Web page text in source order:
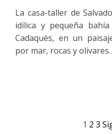
La casa-taller de
idílica y pequeña
Cadaqués, en un
por mar, rocas y olivares.
1 2 3